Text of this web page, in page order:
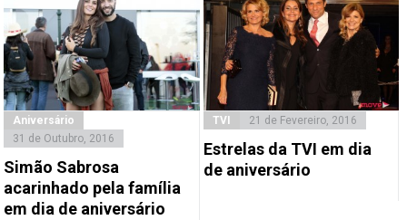
Aniversário
31 de Outubro, 2016
Simão Sabrosa
acarinhado pela família
em dia de aniversário
TVI 21 de Fevereiro, 2016
Estrelas da TVI em dia
de aniversário